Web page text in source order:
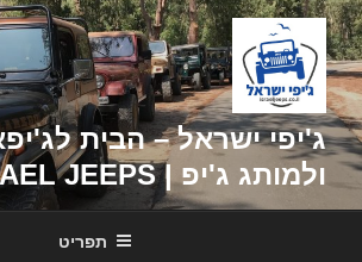
דילוג
לתוכן
ג'יפי ישראל – הבית
ולמותג ג'יפ | ISRAEL JEEPS
תפריט